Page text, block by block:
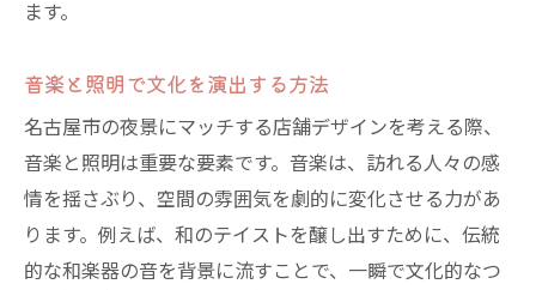
ます。
音楽と照明で文化を演出する方法
名古屋市の夜景にマッチする店舗デザインを考える際、
音楽と照明は重要な要素です。音楽は、訪れる人々の感
情を揺さぶり、空間の雰囲気を劇的に変化させる力があ
ります。例えば、和のテイストを醸し出すために、伝統
的な和楽器の音を背景に流すことで、一瞬で文化的なつ